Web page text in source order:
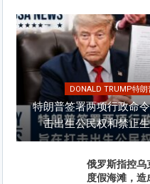
DONALD TRUMP特朗
特朗普签署两项行政命
击出生公民权和禁止
俄罗斯指控乌
度假海滩，造